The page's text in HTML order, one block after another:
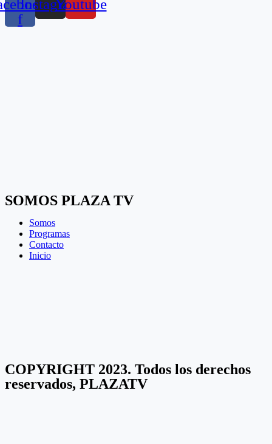
f
InstagramYoutube
SOMOS PLAZA TV
Somos
Programas
Contacto
Inicio
COPYRIGHT 2023. Todos los derechos
reservados, PLAZATV